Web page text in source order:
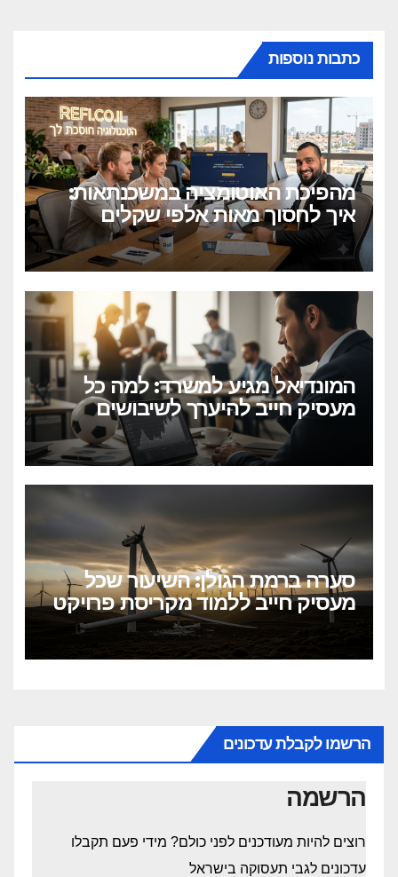
כתבות נוספות
מהפיכת האוטומציה במשכנתאות:
איך לחסוך מאות אלפי שקלים
בלחיצת כפתור?
המונדיאל מגיע למשרד: למה כל
מעסיק חייב להיערך לשיבושים
הקרובים
סערה ברמת הגולן: השיעור שכל
מעסיק חייב ללמוד מקריסת פרויקט
הטורבינות
הרשמו לקבלת עדכונים
הרשמה
רוצים להיות מעודכנים לפני כולם? מידי פעם תקבלו
עדכונים לגבי תעסוקה בישראל